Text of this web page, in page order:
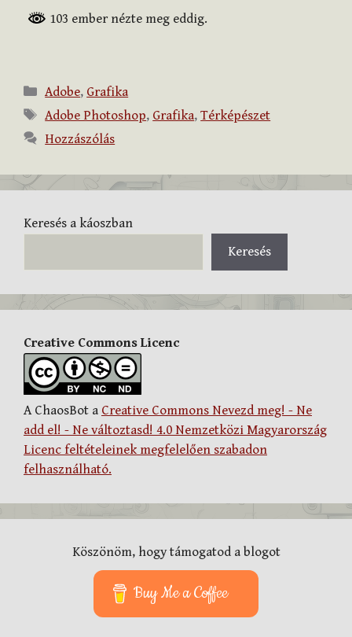
103 ember nézte meg eddig.
Kategória
Adobe, Grafika
Címkék
Adobe Photoshop, Grafika,Térképészet
Hozzászólás
Keresés a káoszban
Keresés
Creative Commons Licenc
A ChaosBot a Creative Commons Nevezd meg! - Ne
add el! - Ne változtasd! 4.0 Nemzetközi Magyarország
Licenc feltételeinek megfelelően szabadon
felhasználható.
Köszönöm, hogy támogatod a blogot
Buy Me a Coffee